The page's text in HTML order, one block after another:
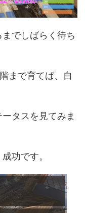
でしばらく待ち
まで育てば、自
タスを見てみま
功です。